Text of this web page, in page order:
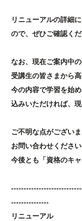
リニューアルの詳細
ので、ぜひご確認くだ
なお、現在ご案内中
受講生の皆さまから
今の内容で学習を始
込みいただければ、
ご不明な点がござい
お問い合わせくださ
今後とも「資格のキ
---------------
リニューアル